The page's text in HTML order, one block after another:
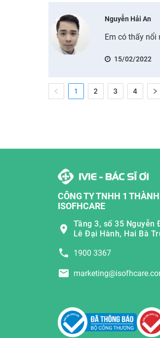
Nguyễn Hải An
Em có thấy nổi
15/02/2022
1 2 3 4
CÔNG TY TNHH 1
ISOFHCARE
Tầng 3, số 35 Nguyễn
Lê Đại Hành, Hai Bà
1900 3367